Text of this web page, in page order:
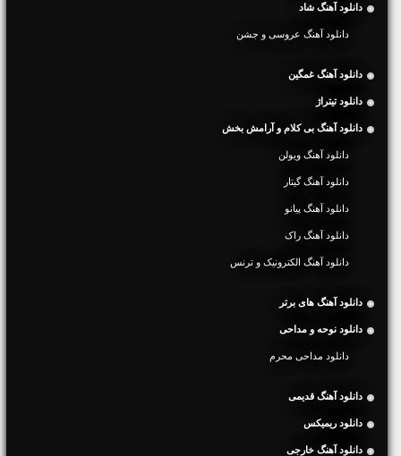
دانلود آهنگ شاد
دانلود آهنگ عروسی و جشن
دانلود آهنگ غمگین
دانلود تیتراژ
دانلود آهنگ بی کلام و آرامش بخش
دانلود آهنگ ویولن
دانلود آهنگ گیتار
دانلود آهنگ پیانو
دانلود آهنگ راک
دانلود آهنگ الکترونیک و ترنس
دانلود آهنگ های برتر
دانلود نوحه و مداحی
دانلود مداحی محرم
دانلود آهنگ قدیمی
دانلود ریمیکس
دانلود آهنگ خارجی